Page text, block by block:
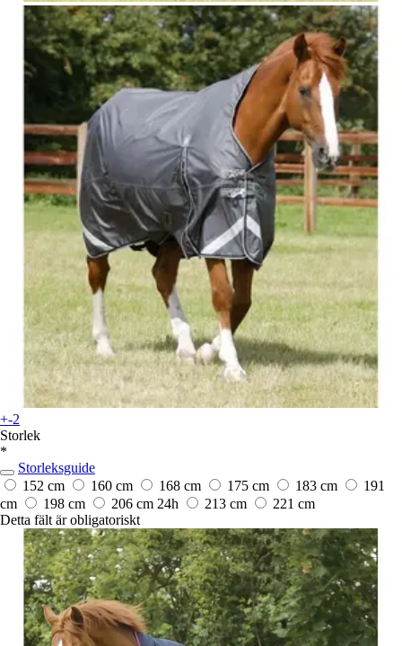
+-2
Storlek
*
Storleksguide
152 cm
160 cm 168 cm 175 cm 183 cm
191
cm
198 cm 206 cm 24h 213 cm
221 cm
Detta fält är obligatoriskt